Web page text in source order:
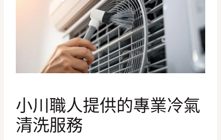
小川職人提供的專業冷氣
清洗服務